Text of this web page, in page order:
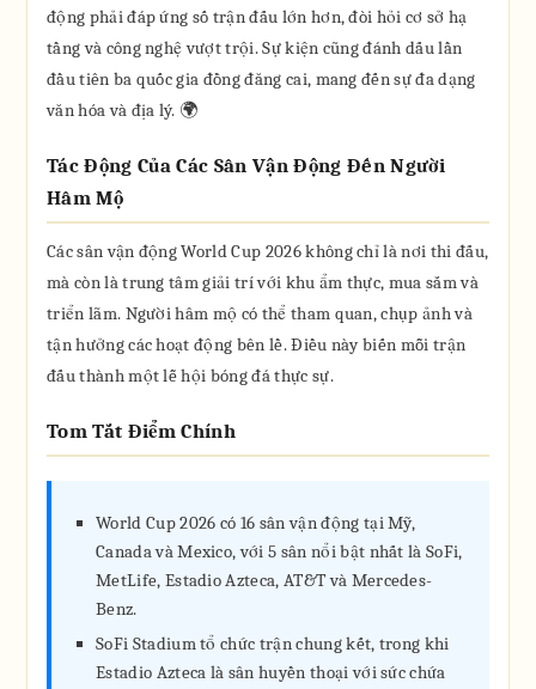
động phải đáp ứng số trận đấu lớn hơn, đòi hỏi cơ sở hạ
tầng và công nghệ vượt trội. Sự kiện cũng đánh dấu lần
đầu tiên ba quốc gia đồng đăng cai, mang đến sự đa dạng
văn hóa và địa lý. 🌍
Tác Động Của Các Sân Vận Động Đến Người
Hâm Mộ
Các sân vận động World Cup 2026 không chỉ là nơi thi đấu,
mà còn là trung tâm giải trí với khu ẩm thực, mua sắm và
triển lãm. Người hâm mộ có thể tham quan, chụp ảnh và
tận hưởng các hoạt động bên lề. Điều này biến mỗi trận
đấu thành một lễ hội bóng đá thực sự.
Tom Tắt Điểm Chính
World Cup 2026 có 16 sân vận động tại Mỹ,
Canada và Mexico, với 5 sân nổi bật nhất là SoFi,
MetLife, Estadio Azteca, AT&T và Mercedes-
Benz.
SoFi Stadium tổ chức trận chung kết, trong khi
Estadio Azteca là sân huyền thoại với sức chứa